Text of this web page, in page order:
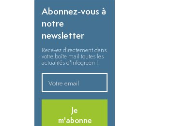
Abonnez-vous à
notre
newsletter
Recevez directement dans
votre boîte mail toutes les
actualités d'Infogreen !
Je
m'abonne